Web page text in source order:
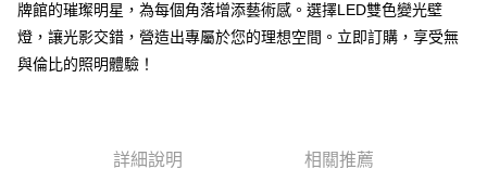
相關說明
【關於「AFTEE先享後付」】
AFTEE先享後付是「在收到商品之後才付款」的支付方式。 讓您購物簡單
便利好安心！
【「AFTEE先享後付」結帳流程】
每筆NT$180，滿NT$5,000(含以上)免運費
牌館的璀璨明星，為每個角落增添藝術感。選擇LED雙色變光壁
燈，讓光影交錯，營造出專屬於您的理想空間。立即訂購，享受無
與倫比的照明體驗！
詳細說明 相關推薦